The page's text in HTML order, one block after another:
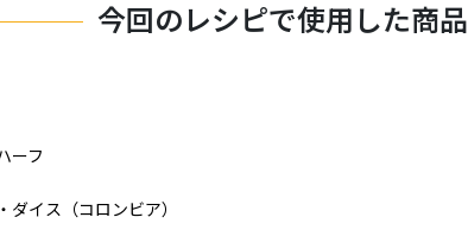
今回のレシピで使用した商品
ーフ
イス（コロンビア）